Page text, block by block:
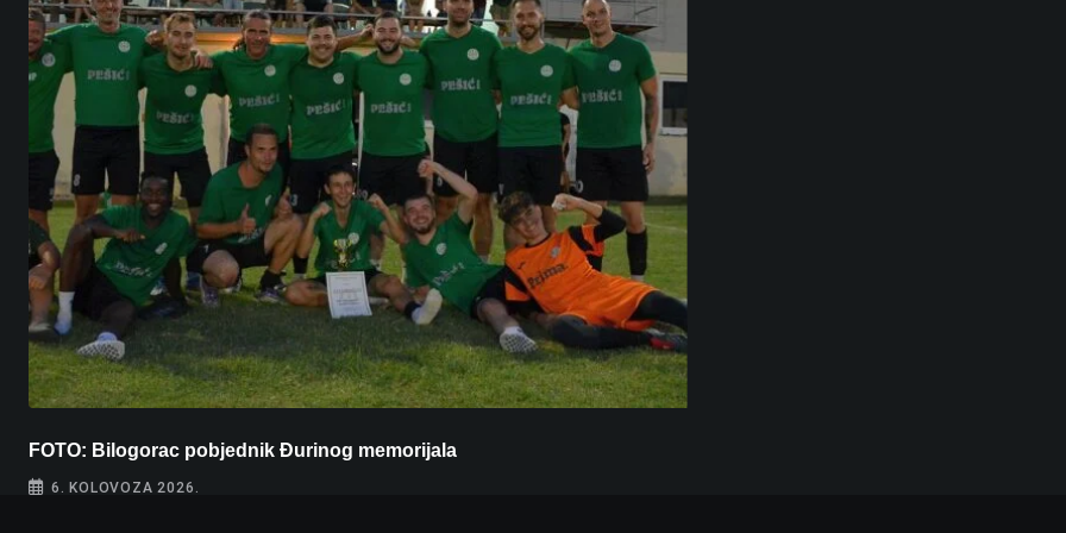
FOTO: Bilogorac pobjednik Đurinog memorijala
6. KOLOVOZA 2026.